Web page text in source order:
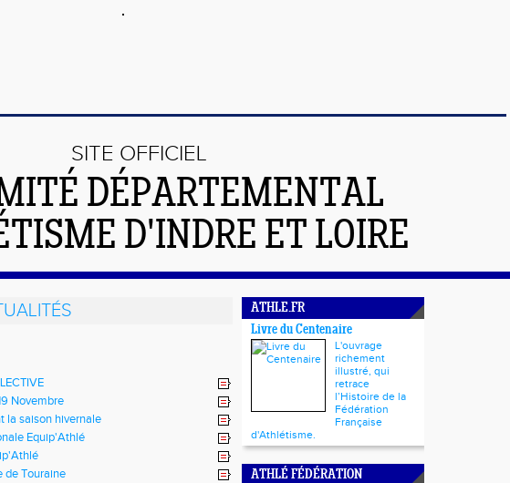
SITE OFFICIEL
DÉPARTEMENTAL
D'INDRE ET LOIRE
Novembre
la saison hivernale
Equip'Athlé
de Touraine
ATHLE.FR
Livre du Centenaire
L'ouvrage
richement
illustré, qui
retrace
l’Histoire de la
Fédération
Française
d'Athlétisme.
ATHLÉ FÉDÉRATION